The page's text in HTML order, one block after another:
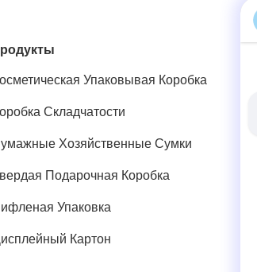
Упаковывая Коробка
Складчатости
Хозяйственные Сумки
Подарочная Коробка
Упаковка
Картон